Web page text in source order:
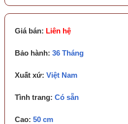
Giá bán: Liên hệ
Bảo hành: 36 Tháng
Xuất xứ: Việt Nam
Tình trang: Có sẵn
Cao: 50 cm